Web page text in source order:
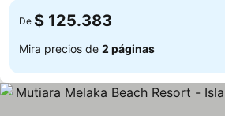
De $ 125.383
Mira precios de 2 páginas